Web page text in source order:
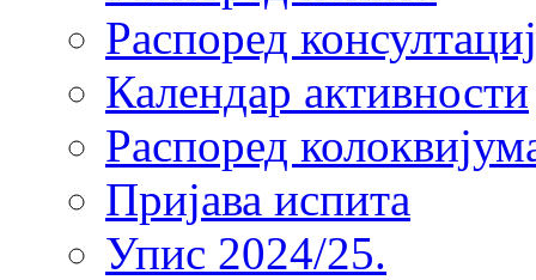
Распоред
Календар активности
Распоред
Пријава испита
Упис 2024/25.